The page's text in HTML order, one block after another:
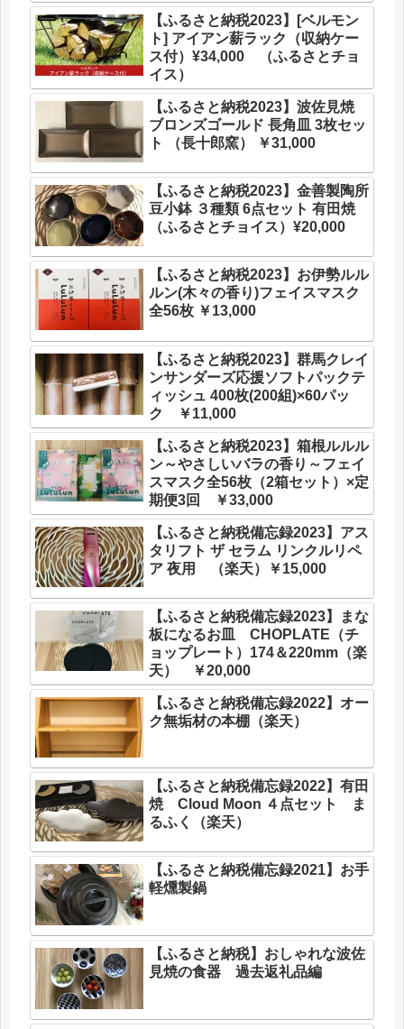
【ふるさと納税2023】[ベルモン
ト] アイアン薪ラック（収納ケー
ス付）¥34,000 （ふるさとチョ
イス）
【ふるさと納税2023】波佐見焼
ブロンズゴールド 長角皿 3枚セッ
ト （長十郎窯） ￥31,000
【ふるさと納税2023】金善製陶所
豆小鉢 ３種類 6点セット 有田焼
（ふるさとチョイス）¥20,000
【ふるさと納税2023】お伊勢ルル
ルン(木々の香り)フェイスマスク
全56枚 ￥13,000
【ふるさと納税2023】群馬クレイ
ンサンダーズ応援ソフトパックテ
ィッシュ 400枚(200組)×60パッ
ク ￥11,000
【ふるさと納税2023】箱根ルルル
ン～やさしいバラの香り～フェイ
スマスク全56枚（2箱セット）×定
期便3回 ￥33,000
【ふるさと納税備忘録2023】アス
タリフト ザ セラム リンクルリペ
ア 夜用 （楽天）￥15,000
【ふるさと納税備忘録2023】まな
板になるお皿 CHOPLATE（チ
ョップレート）174＆220mm（楽
天） ￥20,000
【ふるさと納税備忘録2022】オー
ク無垢材の本棚（楽天）
【ふるさと納税備忘録2022】有田
焼 Cloud Moon ４点セット ま
るふく（楽天）
【ふるさと納税備忘録2021】お手
軽燻製鍋
【ふるさと納税】おしゃれな波佐
見焼の食器 過去返礼品編